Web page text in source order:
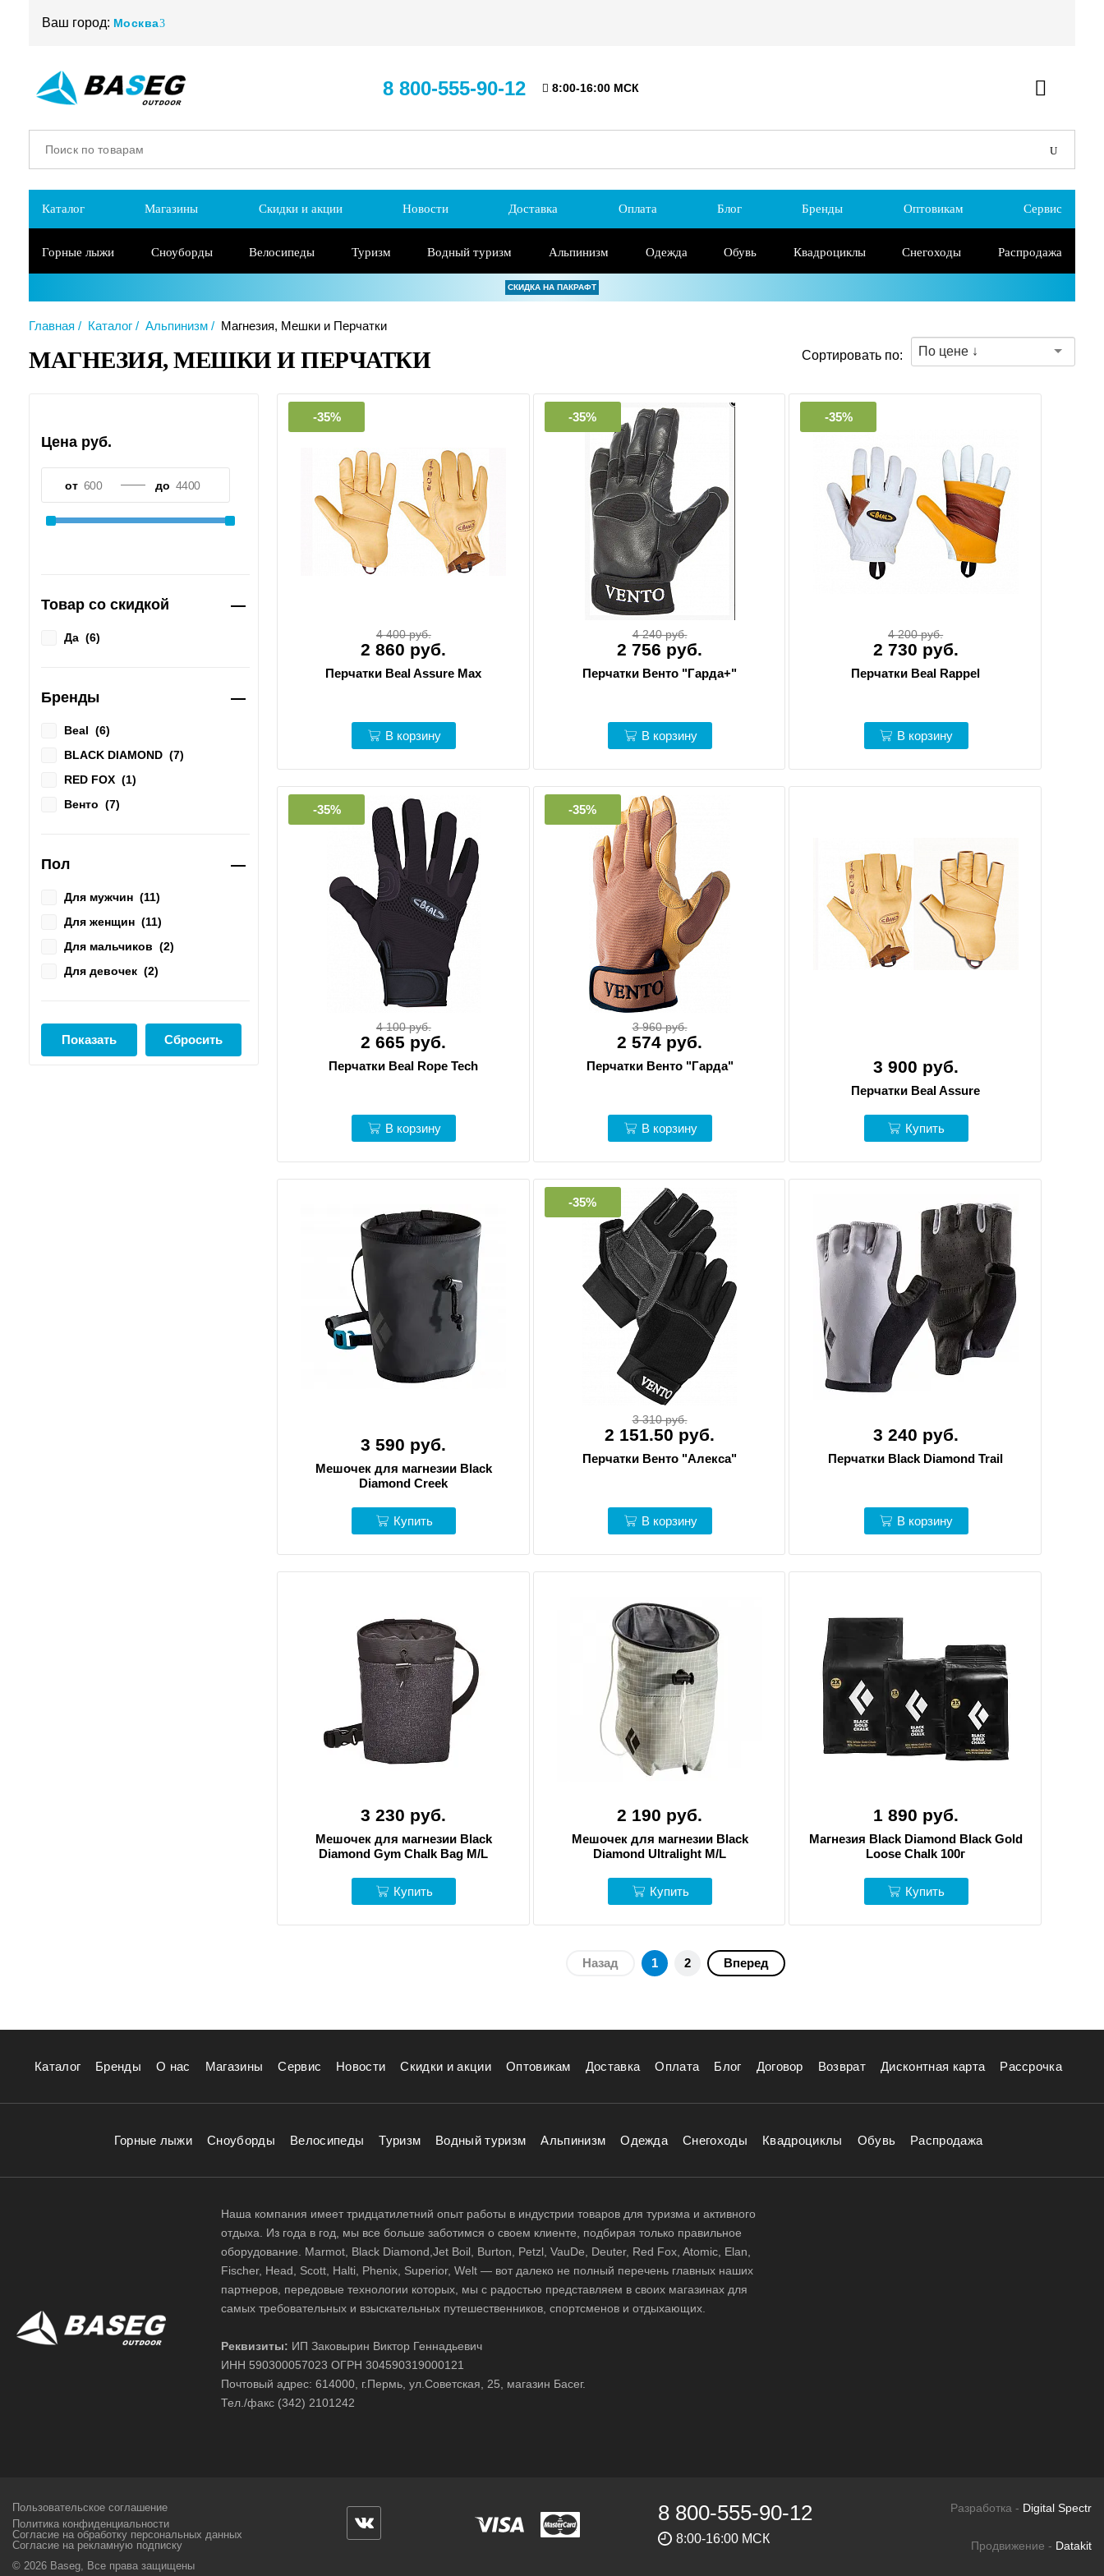
Ваш город: Москва
8 800-555-90-12 8:00-16:00 МСК
Каталог Магазины Скидки и акции Новости Доставка Оплата Блог Бренды Оптовикам Сервис
Горные лыжи Сноуборды Велосипеды Туризм Водный туризм Альпинизм Одежда Обувь Квадроциклы Снегоходы Распродажа
СКИДКА НА ПАКРАФТ
Главная Каталог Альпинизм Магнезия, Мешки и Перчатки
МАГНЕЗИЯ, МЕШКИ И ПЕРЧАТКИ Сортировать по: По цене ↓
Цена руб.
от до
Товар со скидкой
Да (6)
Бренды
Beal (6)
BLACK DIAMOND (7)
RED FOX (1)
Венто (7)
Пол
Для мужчин (11)
Для женщин (11)
Для мальчиков (2)
Для девочек (2)
-35%
4 400 руб.
2 860 руб.
Перчатки Beal Assure Max
В корзину
-35%
4 240 руб.
2 756 руб.
Перчатки Венто "Гарда+"
В корзину
-35%
4 200 руб.
2 730 руб.
Перчатки Beal Rappel
В корзину
-35%
4 100 руб.
2 665 руб.
Перчатки Beal Rope Tech
В корзину
-35%
3 960 руб.
2 574 руб.
Перчатки Венто "Гарда"
В корзину
3 900 руб.
Перчатки Beal Assure
Купить
3 590 руб.
Мешочек для магнезии Black
Diamond Creek
Купить
-35%
3 310 руб.
2 151.50 руб.
Перчатки Венто "Алекса"
В корзину
3 240 руб.
Перчатки Black Diamond Trail
В корзину
3 230 руб.
Мешочек для магнезии Black
Diamond Gym Chalk Bag M/L
Купить
2 190 руб.
Мешочек для магнезии Black
Diamond Ultralight M/L
Купить
1 890 руб.
Магнезия Black Diamond Black Gold
Loose Chalk 100г
Купить
Назад 1 2 Вперед
Каталог Бренды О нас Магазины Сервис Новости Скидки и акции Оптовикам Доставка Оплата Блог Договор Возврат Дисконтная карта Рассрочка
Горные лыжи Сноуборды Велосипеды Туризм Водный туризм Альпинизм Одежда Снегоходы Квадроциклы Обувь Распродажа
Наша компания имеет тридцатилетний опыт работы в индустрии товаров для туризма и активного
отдыха. Из года в год, мы все больше заботимся о своем клиенте, подбирая только правильное
оборудование. Marmot, Black Diamond,Jet Boil, Burton, Petzl, VauDe, Deuter, Red Fox, Atomic, Elan,
Fischer, Head, Scott, Halti, Phenix, Superior, Welt — вот далеко не полный перечень главных наших
партнеров, передовые технологии которых, мы с радостью представляем в своих магазинах для
самых требовательных и взыскательных путешественников, спортсменов и отдыхающих.
Реквизиты: ИП Заковырин Виктор Геннадьевич
ИНН 590300057023 ОГРН 304590319000121
Почтовый адрес: 614000, г.Пермь, ул.Советская, 25, магазин Басег.
Тел./факс (342) 2101242
Пользовательское соглашение
Политика конфиденциальности
Согласие на обработку персональных данных
Согласие на рекламную подписку
© 2026 Baseg, Все права защищены
8 800-555-90-12
8:00-16:00 МСК
Разработка - Digital Spectr
Продвижение - Datakit